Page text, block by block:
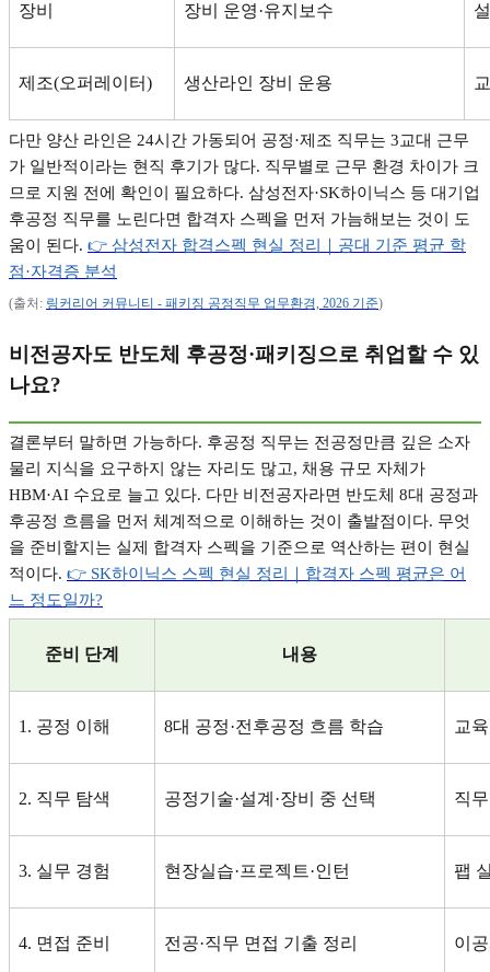
장비 장비 운영·유지보수
제조(오퍼레이터) 생산라인 장비 운용
다만 양산 라인은 24시간 가동되어 공정·제조 직무는 3교대 근무
가 일반적이라는 현직 후기가 많다. 직무별로 근무 환경 차이가 크
므로 지원 전에 확인이 필요하다. 삼성전자·SK하이닉스 등 대기업
후공정 직무를 노린다면 합격자 스펙을 먼저 가늠해보는 것이 도
움이 된다. 👉 삼성전자 합격스펙 현실 정리｜공대 기준 평균 학
점·자격증 분석
(출처 : 링커리어 커뮤니티 - 패키징 공정직무 업무환경, 2026 기준)
비전공자도 반도체 후공정·패키징으로 취업할 수 있
나요?
결론부터 말하면 가능하다. 후공정 직무는 전공정만큼 깊은 소자
물리 지식을 요구하지 않는 자리도 많고, 채용 규모 자체가
HBM·AI 수요로 늘고 있다. 다만 비전공자라면 반도체 8대 공정과
후공정 흐름을 먼저 체계적으로 이해하는 것이 출발점이다. 무엇
을 준비할지는 실제 합격자 스펙을 기준으로 역산하는 편이 현실
적이다. 👉 SK하이닉스 스펙 현실 정리｜합격자 스펙 평균은 어
느 정도일까?
준비 단계 내용
1. 공정 이해 8대 공정·전후공정 흐름 학습 교
2. 직무 탐색 공정기술·설계 ·장비 중 선택 직
3. 실무 경험 현장실습·프로젝트·인턴 팹
4. 면접 준비 전공·직무 면접 기출 정리 이